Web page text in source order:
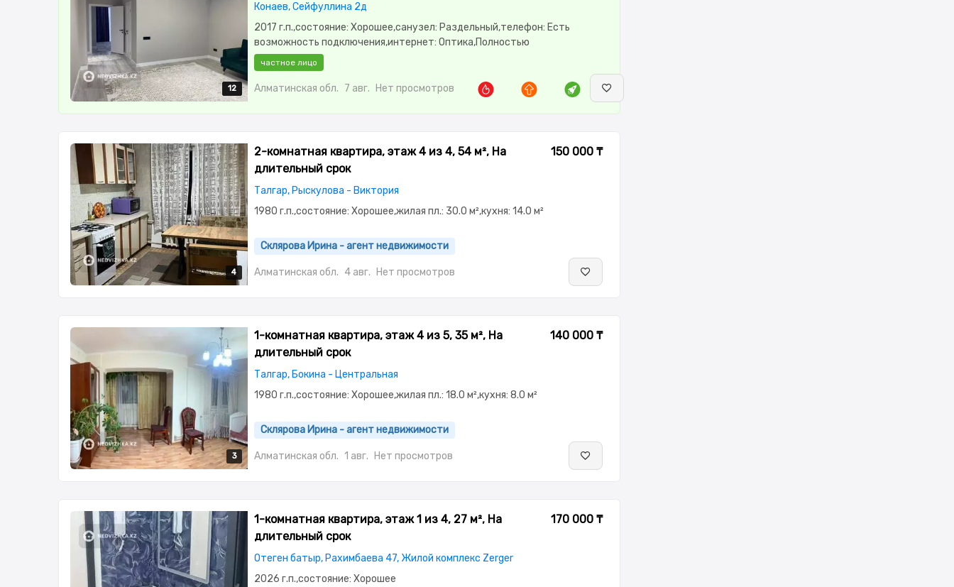
12
12
12
12
12
Конаев, Сейфуллина 2д
2017 г.п.,состояние: Хорошее,санузел: Раздельный,телефон: Есть
возможность подключения,интернет: Оптика,Полностью
меблирована,Полностью меблирована,паркинг:
Паркинг,Домофон,Пластиковые окна,Неугловая,Улучшенная,Комнаты
изолированы,Новая сантехника,Счётчики,Тихий двор,Кондиционер
частное лицо
Алматинская обл. 7 авг. Нет просмотров
4
4
4
4
2-комнатная квартира, этаж 4 из 4, 54 м², На
длительный срок
Талгар, Рыскулова - Виктория
150 000 ₸
1980 г.п.,состояние: Хорошее,жилая пл.: 30.0 м²,кухня: 14.0 м²
Склярова Ирина - агент недвижимости
Алматинская обл. 4 авг. Нет просмотров
3
3
3
1-комнатная квартира, этаж 4 из 5, 35 м², На
длительный срок
Талгар, Бокина - Центральная
140 000 ₸
1980 г.п.,состояние: Хорошее,жилая пл.: 18.0 м²,кухня: 8.0 м²
Склярова Ирина - агент недвижимости
Алматинская обл. 1 авг. Нет просмотров
1-комнатная квартира, этаж 1 из 4, 27 м², На
длительный срок
Отеген батыр, Рахимбаева 47, Жилой комплекс Zerger
170 000 ₸
2026 г.п.,состояние: Хорошее